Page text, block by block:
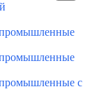
с